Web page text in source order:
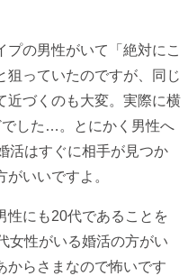
の男性がいて「絶対にこ
狙っていたのですが、同じ
近づくのも大変。実際に横
した…。とにかく男性へ
活はすぐに相手が見つか
いいですよ。
性にも20代であることを
女性がいる婚活の方がい
からさまなので怖いです